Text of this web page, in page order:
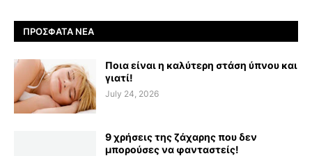
ΠΡΌΣΦΑΤΑ ΝΈΑ
Ποια είναι η καλύτερη στάση ύπνου και
γιατί!
July 24, 2026
9 χρήσεις της ζάχαρης που δεν
μπορούσες να φανταστείς!